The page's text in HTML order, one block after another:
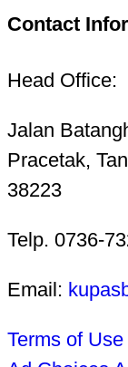
Contact
Head Office:
Jalan
Pracetak,
38223
Telp. 0736-
Email:
Terms of Use